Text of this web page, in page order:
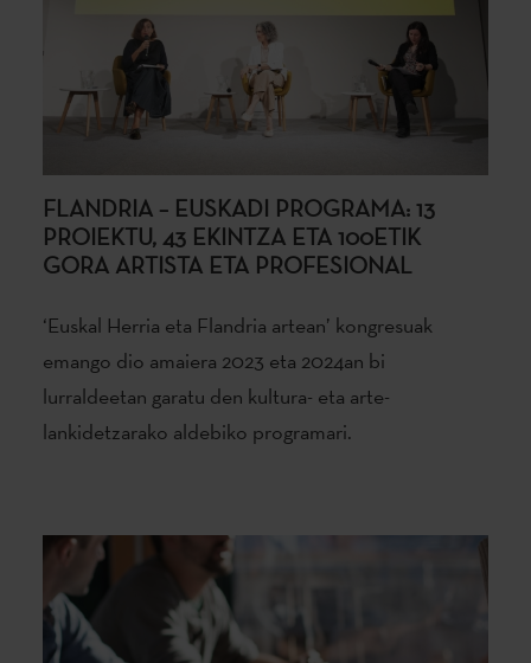
FLANDRIA – EUSKADI PROGRAMA: 13
PROIEKTU, 43 EKINTZA ETA 100ETIK
GORA ARTISTA ETA PROFESIONAL
‘Euskal Herria eta Flandria artean’ kongresuak
emango dio amaiera 2023 eta 2024an bi
lurraldeetan garatu den kultura- eta arte-
lankidetzarako aldebiko programari.